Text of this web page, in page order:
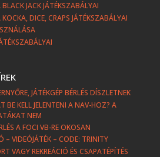
JACK JÁTÉKSZABÁLYAI
DICE, CRAPS JÁTÉKSZABÁLYAI
JÁTÉKGÉP BÉRLÉS DÍSZLETNEK
KELL JELENTENI A NAV-HOZ? A
NEM
A FOCI VB-RE OKOSAN
– VIDEÓJÁTÉK – CODE: TRINITY
VAGY REKREÁCIÓ ÉS CSAPATÉPÍTÉS